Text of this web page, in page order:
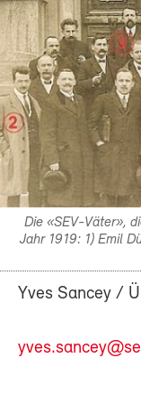
Die «SEV-Väter»,
Jahr 1919: 1) Emil
Yves Sancey /